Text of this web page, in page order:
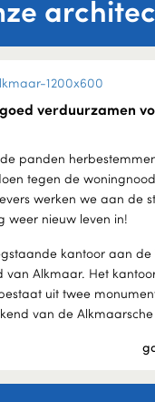
verduurzamen
panden
tegen de
werken we aan de
weer nieuw leven in!
kantoor aan de
van Alkmaar. Het
uit twee
van de Alkmaarsche